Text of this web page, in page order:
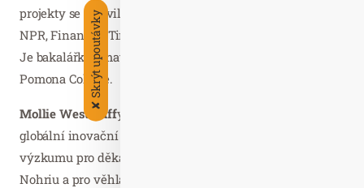
projekty se objevily jako hlavní téma v tisku (Economist,
NPR, Financial Times), na blogu Freakonomics a na CNN.
Je bakalářkou matematické ekonomie z vysoké školy
Pomona College.
Mollie West Duffy pracuje jako návrhářka organizace v
globální inovační firmě IDEO. Předtím pracovala na
výzkumu pro děkana harvardské obchodní školy Nitina
Nohriu a pro věhlasného profesora strategie Michaela E.
✘
Skrýt upoutávky